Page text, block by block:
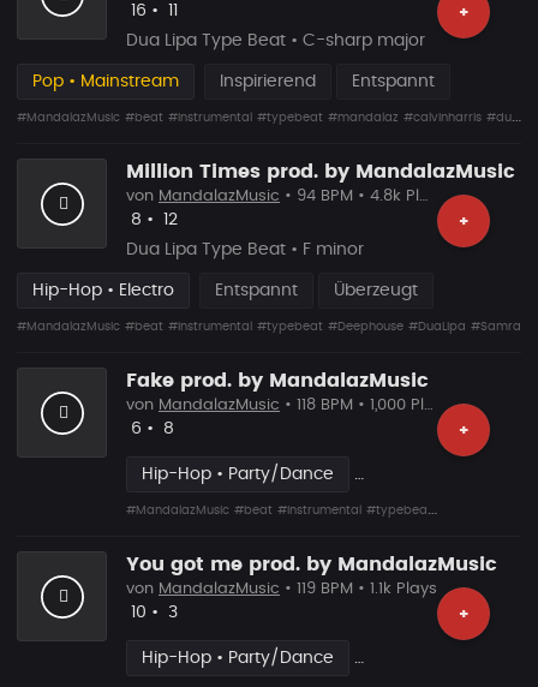
+
Likes
16 • Vorgeschlagen
Dua Lipa Type Beat • C-sharp major
Pop • Mainstream Inspirierend Entspannt
#MandalazMusic #beat #instrumental #typebeat #mandalaz #calvinharris #dualipa
Million Times prod. by MandalazMusic
+
von MandalazMusic • 94 BPM • 4.8k Plays
Likes
8 • Vorgeschlagen
12
Dua Lipa Type Beat • F minor
Hip-Hop • Electro Entspannt Überzeugt
#MandalazMusic #beat #instrumental #typebeat #Deephouse #DuaLipa #Samra
Fake prod. by MandalazMusic
+
von MandalazMusic • 118 BPM • 1,000 Plays
Likes
6 • Vorgeschlagen
8
Hip-Hop • Party/Dance
#MandalazMusic #beat #instrumental #typebeat
You got me prod. by MandalazMusic
+
von MandalazMusic • 119 BPM • 1.1k Plays
Likes
10 • Vorgeschlagen
3
Hip-Hop • Party/Dance